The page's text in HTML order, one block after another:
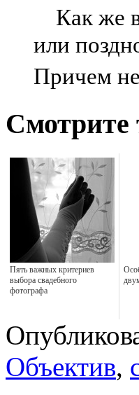
Как же
или
Причем
Смотрите
Пять важных критериев
выбора свадебного
фотографа
Объектив,